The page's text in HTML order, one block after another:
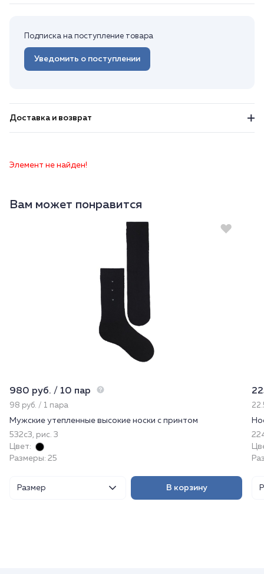
Подписка на поступление товара
Уведомить о поступлении
Доставка и возврат
Элемент не найден!
Вам может понравится
980 руб. / 10 пар
98 руб. / 1 пара
Мужские утепленные высокие носки с принтом
532с3, рис. 3
Цвет:
Размеры: 25
Размер В корзину